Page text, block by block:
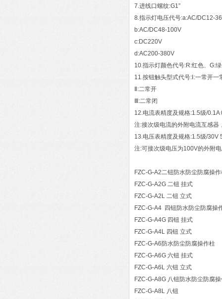
7.进线口螺纹:G1”
8.指示灯电压代号:a:AC/DC12-
b:AC/DC48-100V
c:DC220V
d:AC200-380V
10.指示灯颜色代号:R:红色、G:
11.按钮触头型式代号:Ⅰ:一常开一
Ⅱ:二常开
Ⅲ:二常闭
12.电流表精度及规格:1.5级/0.1A
注:接次级电流的外附电流互感
13.电压表精度及规格:1.5级/
注:可接次级电压为100V的外附
FZC-G-A2二钮防水防尘防腐操
FZC-G-A2G 二钮 挂式
FZC-G-A2L 二钮 立式
FZC-G-A4 四钮防水防尘防腐操
FZC-G-A4G 四钮 挂式
FZC-G-A4L 四钮 立式
FZC-G-A6防水防尘防腐操作柱
FZC-G-A6G 六钮 挂式
FZC-G-A6L 六钮 立式
FZC-G-A8G 八钮防水防尘防腐
FZC-G-A8L 八钮